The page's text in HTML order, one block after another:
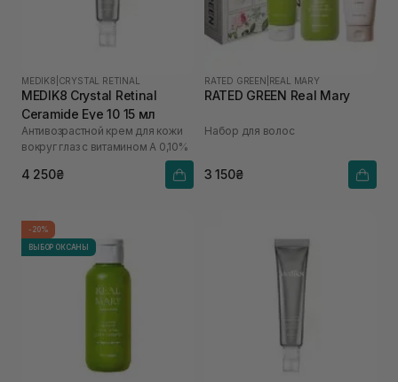
MEDIK8 CRYSTAL RETINAL
MEDIK8 Crystal Retinal
Ceramide Eye 10 15 мл
Антивозрастной крем для кожи
вокруг глаз с витамином А 0,10%
4 250₴
RATED GREEN REAL MARY
RATED GREEN Real Mary
Набор для волос
3 150₴
-20%
ВЫБОР ОКСАНЫ